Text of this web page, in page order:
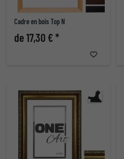
Cadre en bois Top N
de 17,30 € *